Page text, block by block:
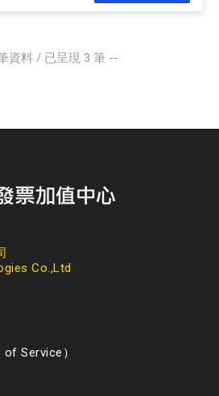
資料 / 已呈現 3 筆 --
Co.,Ltd
Service）